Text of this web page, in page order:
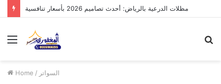
مظلات الدرعية بالرياض: أحدث تصاميم 2026 بأسعار تنافسية
Menu
Home / السواتر